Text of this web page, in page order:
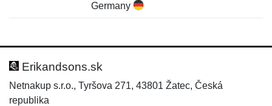
Germany
Hodnotenie:
Meno:
Erikandsons.sk
Netnakup s.r.o., Tyršova 271, 43801 Žatec, Česká
republika